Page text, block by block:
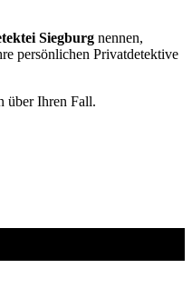
Siegburg nennen,
persönlichen Privatdetektive
über Ihren Fall.